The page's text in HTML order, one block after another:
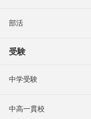
部活
受験
中学受験
中高一貫校